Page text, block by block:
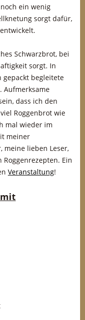
ein wenig
sorgt dafür,
Schwarzbrot, bei
sorgt. In
gepackt begleitete
Aufmerksame
dass ich den
Roggenbrot wie
mal wieder im
meiner
meine lieben Leser,
Ein
Veranstaltung!
mit